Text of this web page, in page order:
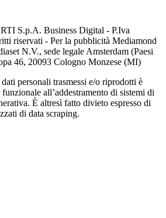
RTI S.p.A. Business Digital - P.Iva
riservati - Per la pubblicità Mediamond
N.V., sede legale Amsterdam (Paesi
46, 20093 Cologno Monzese (MI)
personali trasmessi e/o riprodotti è
all’addestramento di sistemi di
È altresì fatto divieto espresso di
di data scraping.